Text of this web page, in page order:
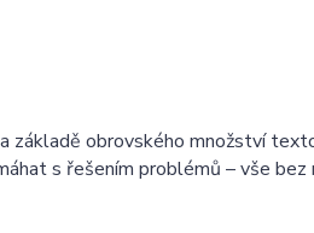
základě obrovského množství
s řešením problémů – vše